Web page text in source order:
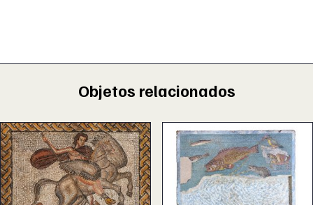
Objetos relacionados